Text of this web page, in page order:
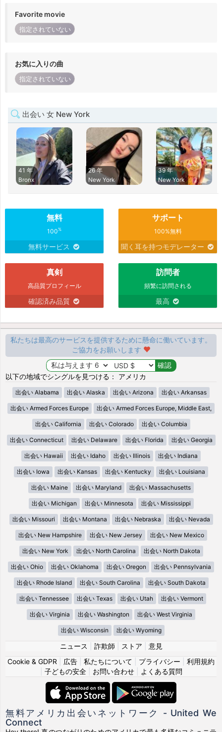
Favorite movie
指定されていない
お気に入りの曲
指定されていない
出会い 女 New York
41 年
Bronx
26 年
New York
39 年
New York
無料
100%
無料サービス
サポート
100%無料
聞く耳を持つモデレーター
真剣
高品質プロフィール
確認済み品質
訪問者
頻繁に訪問される
最高
私たちは最高のサービスを提供するために懸命に働いています。
ご協力をお願いします
以下の地域でシングルを見つける： アメリカ
出会い Alabama 出会い Alaska 出会い Arizona 出会い Arkansas
出会い Armed Forces Europe 出会い Armed Forces Europe, Middle East,
出会い California 出会い Colorado 出会い Columbia
出会い Connecticut 出会い Delaware 出会い Florida 出会い Georgia
出会い Hawaii 出会い Idaho 出会い Illinois 出会い Indiana
出会い Iowa 出会い Kansas 出会い Kentucky 出会い Louisiana
出会い Maine 出会い Maryland 出会い Massachusetts
出会い Michigan 出会い Minnesota 出会い Mississippi
出会い Missouri 出会い Montana 出会い Nebraska 出会い Nevada
出会い New Hampshire 出会い New Jersey 出会い New Mexico
出会い New York 出会い North Carolina 出会い North Dakota
出会い Ohio 出会い Oklahoma 出会い Oregon 出会い Pennsylvania
出会い Rhode Island 出会い South Carolina 出会い South Dakota
出会い Tennessee 出会い Texas 出会い Utah 出会い Vermont
出会い Virginia 出会い Washington 出会い West Virginia
出会い Wisconsin 出会い Wyoming
ニュース 詐欺師 ストア
意見
Cookie & GDPR
広告 私たちについて プライバシー
利用規約
子どもの安全| お問い合わせ| よくある質問
無料アメリカ出会いネットワーク - United We
Connect